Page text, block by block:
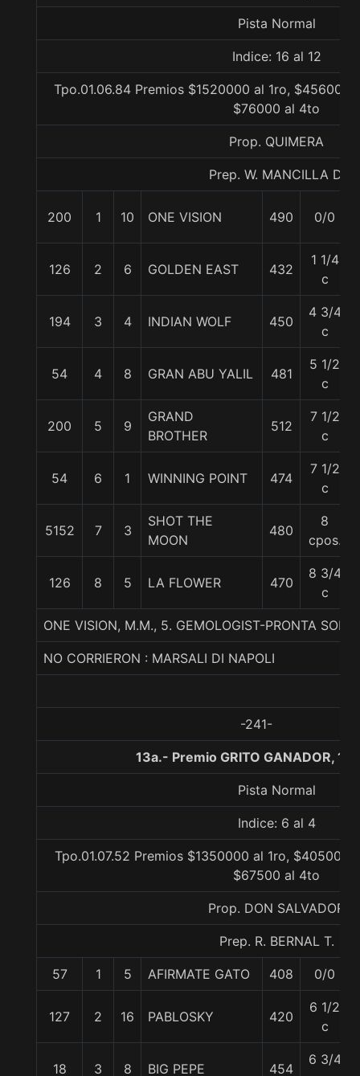
Pista Normal
Indice: 16 al 12
Tpo.01.06.84 Premios $1520000 al 1ro,
$76000 al 4to
Prop. QUIMERA
Prep. W. MANCILLA D.
200 1 10 ONE VISION 490 0/0
126 2 6 GOLDEN EAST 432
1 1/4
c
194 3 4 INDIAN WOLF 450
4 3/4
c
54 4 8 GRAN ABU YALIL 481
5 1/2
c
200 5 9
GRAND
BROTHER
512
7 1/2
c
54 6 1 WINNING POINT 474
7 1/2
c
5152 7 3
SHOT THE
MOON
480
8
cpos.
126 8 5 LA FLOWER 470
8 3/4
c
ONE VISION, M.M., 5. GEMOLOGIST-PRONTA
NO CORRIERON : MARSALI DI NAPOLI
-241-
13a.- Premio GRITO GANADOR,
Pista Normal
Indice: 6 al 4
Tpo.01.07.52 Premios $1350000 al 1ro, $405000
$67500 al 4to
Prop. DON SALVADOR
Prep. R. BERNAL T.
57 1 5 AFIRMATE GATO 408 0/0
127 2 16 PABLOSKY 420
6 1/2
c
18 3 8 BIG PEPE 454
6 3/4